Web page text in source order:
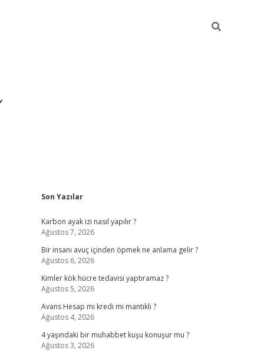
Sidebar
Son Yazılar
Karbon ayak izi nasıl yapılır ?
Ağustos 7, 2026
Bir insanı avuç içinden öpmek ne anlama gelir ?
Ağustos 6, 2026
Kimler kök hücre tedavisi yaptıramaz ?
Ağustos 5, 2026
Avans Hesap mı kredi mi mantıklı ?
Ağustos 4, 2026
4 yaşındaki bir muhabbet kuşu konuşur mu ?
Ağustos 3, 2026